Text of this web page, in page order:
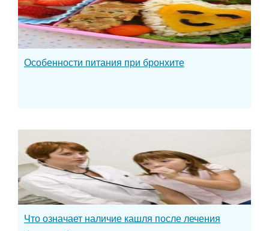
Особенности питания при бронхите
Что означает наличие кашля после лечения